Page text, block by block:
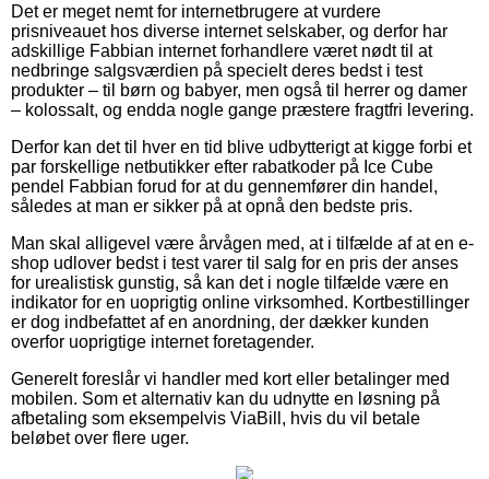
Det er meget nemt for internetbrugere at vurdere
prisniveauet hos diverse internet selskaber, og derfor har
adskillige Fabbian internet forhandlere været nødt til at
nedbringe salgsværdien på specielt deres bedst i test
produkter – til børn og babyer, men også til herrer og damer
– kolossalt, og endda nogle gange præstere fragtfri levering.
Derfor kan det til hver en tid blive udbytterigt at kigge forbi et
par forskellige netbutikker efter rabatkoder på Ice Cube
pendel Fabbian forud for at du gennemfører din handel,
således at man er sikker på at opnå den bedste pris.
Man skal alligevel være årvågen med, at i tilfælde af at en e-
shop udlover bedst i test varer til salg for en pris der anses
for urealistisk gunstig, så kan det i nogle tilfælde være en
indikator for en uoprigtig online virksomhed. Kortbestillinger
er dog indbefattet af en anordning, der dækker kunden
overfor uoprigtige internet foretagender.
Generelt foreslår vi handler med kort eller betalinger med
mobilen. Som et alternativ kan du udnytte en løsning på
afbetaling som eksempelvis ViaBill, hvis du vil betale
beløbet over flere uger.